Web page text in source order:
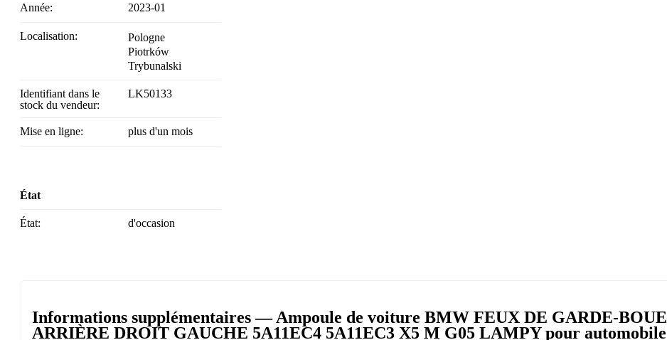
Année: 2023-01
Localisation:
Pologne
Piotrków
Trybunalski
Identifiant dans le
stock du vendeur:
LK50133
Mise en ligne: plus d'un mois
État
État: d'occasion
Informations supplémentaires — Ampoule de voiture BMW FEUX DE GARDE-BOUE
ARRIÈRE DROIT GAUCHE 5A11EC4 5A11EC3 X5 M G05 LAMPY pour automobile